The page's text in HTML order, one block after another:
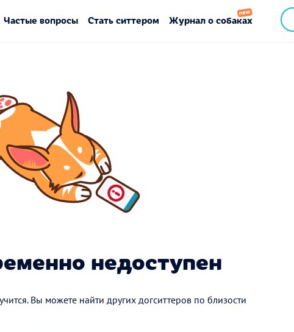
Частые вопросы Стать ситтером Журнал о собаках
недоступен
Вы можете найти других догситтеров по близости